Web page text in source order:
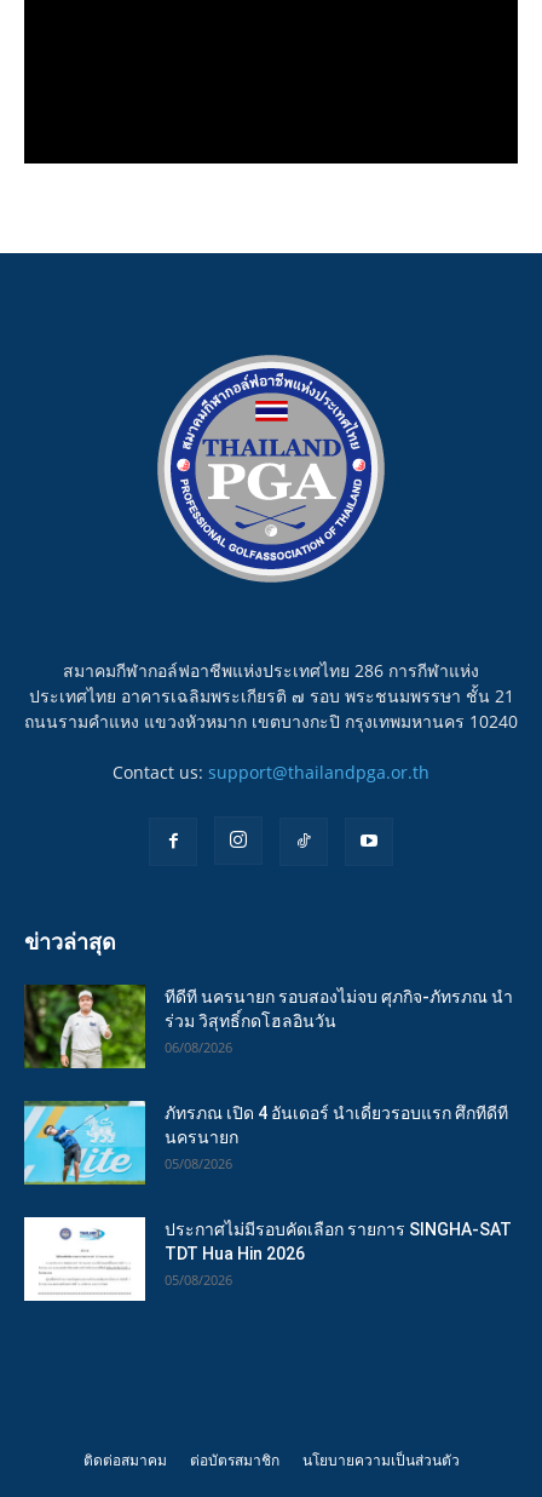
สมาคมกีฬากอล์ฟอาชีพแห่งประเทศไทย 286 การกีฬาแห่ง
ประเทศไทย อาคารเฉลิมพระเกียรติ ๗ รอบ พระชนมพรรษา ชั้น 21
ถนนรามคำแหง แขวงหัวหมาก เขตบางกะปิ กรุงเทพมหานคร 10240
Contact us: support@thailandpga.or.th
ข่าวล่าสุด
ทีดีที นครนายก รอบสองไม่จบ ศุภกิจ-ภัทรภณ นำ
ร่วม วิสุทธิ์กดโฮลอินวัน
06/08/2026
ภัทรภณ เปิด 4 อันเดอร์ นำเดี่ยวรอบแรก ศึกทีดีที
นครนายก
05/08/2026
ประกาศไม่มีรอบคัดเลือก รายการ SINGHA-SAT
TDT Hua Hin 2026
05/08/2026
ติดต่อสมาคม ต่อบัตรสมาชิก นโยบายความเป็นส่วนตัว